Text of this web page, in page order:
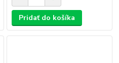
Pridať do košíka